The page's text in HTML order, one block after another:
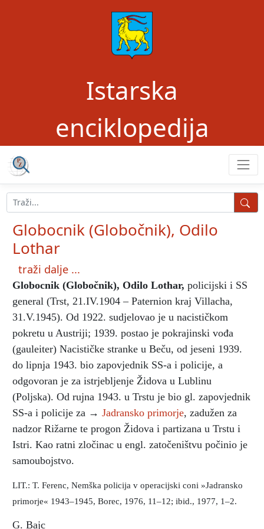
Istarska
enciklopedija
Globocnik (Globočnik), Odilo
Lothar
traži dalje ...
Globocnik (Globočnik), Odilo Lothar, policijski i SS
general (Trst, 21.IV.1904 – Paternion kraj Villacha,
31.V.1945). Od 1922. sudjelovao je u nacističkom
pokretu u Austriji; 1939. postao je pokrajinski vođa
(gauleiter) Nacističke stranke u Beču, od jeseni 1939.
do lipnja 1943. bio zapovjednik SS-a i policije, a
odgovoran je za istrjebljenje Židova u Lublinu
(Poljska). Od rujna 1943. u Trstu je bio gl. zapovjednik
SS-a i policije za → Jadransko primorje, zadužen za
nadzor Rižarne te progon Židova i partizana u Trstu i
Istri. Kao ratni zločinac u engl. zatočeništvu počinio je
samoubojstvo.
LIT.: T. Ferenc, Nemška policija v operacijski coni »Jadransko
primorje« 1943–1945, Borec, 1976, 11–12; ibid., 1977, 1–2.
G. Bajc